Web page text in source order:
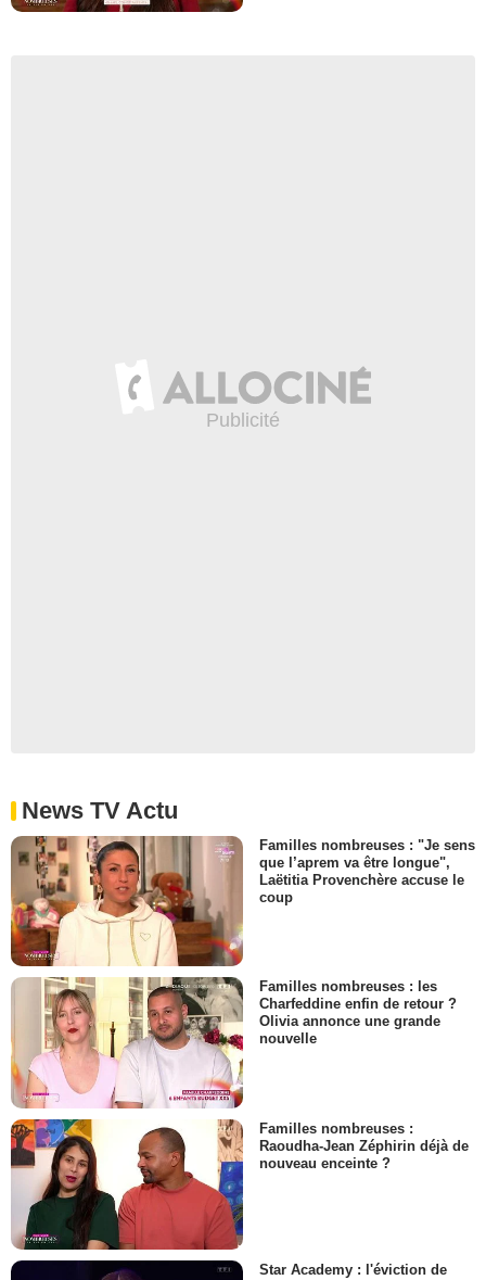
News TV Actu
Familles nombreuses : "Je sens
que l’aprem va être longue",
Laëtitia Provenchère accuse le
coup
Familles nombreuses : les
Charfeddine enfin de retour ?
Olivia annonce une grande
nouvelle
Familles nombreuses :
Raoudha-Jean Zéphirin déjà de
nouveau enceinte ?
Star Academy : l'éviction de